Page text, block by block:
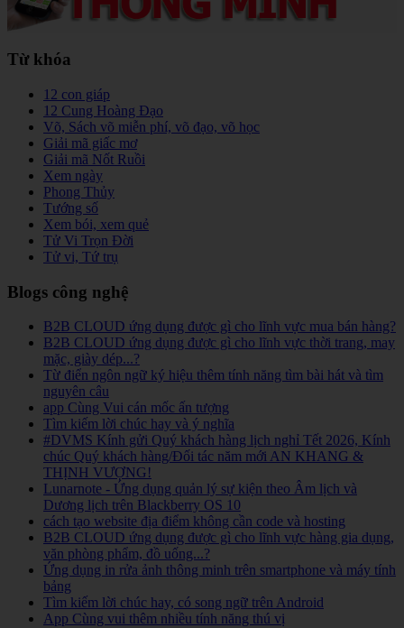
Từ khóa
12 con giáp
12 Cung Hoàng Đạo
Võ, Sách võ miễn phí, võ đạo, võ học
Giải mã giấc mơ
Giải mã Nốt Ruồi
Xem ngày
Phong Thủy
Tướng số
Xem bói, xem quẻ
Tử Vi Trọn Đời
Tử vi, Tứ trụ
Blogs công nghệ
B2B CLOUD ứng dụng được gì cho lĩnh vực mua bán hàng?
B2B CLOUD ứng dụng được gì cho lĩnh vực thời trang, may
mặc, giày dép...?
Từ điển ngôn ngữ ký hiệu thêm tính năng tìm bài hát và tìm
nguyên câu
app Cùng Vui cán mốc ấn tượng
Tìm kiếm lời chúc hay và ý nghĩa
#DVMS Kính gửi Quý khách hàng lịch nghỉ Tết 2026, Kính
chúc Quý khách hàng/Đối tác năm mới AN KHANG &
THỊNH VƯỢNG!
Lunarnote - Ứng dụng quản lý sự kiện theo Âm lịch và
Dương lịch trên Blackberry OS 10
cách tạo website địa điểm không cần code và hosting
B2B CLOUD ứng dụng được gì cho lĩnh vực hàng gia dụng,
văn phòng phẩm, đồ uống...?
Ứng dụng in rửa ảnh thông minh trên smartphone và máy tính
bảng
Tìm kiếm lời chúc hay, có song ngữ trên Android
App Cùng vui thêm nhiều tính năng thú vị